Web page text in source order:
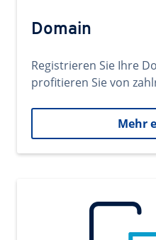
Domain
Registrieren Sie Ihre
profitieren Sie von
Mehr